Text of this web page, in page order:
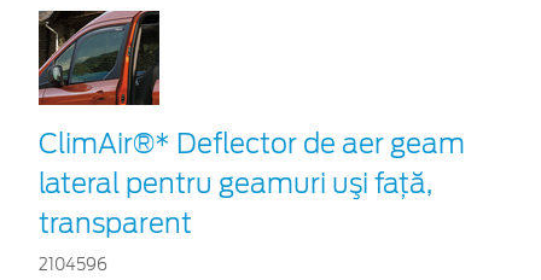
ClimAir®* Deflector de aer geam
lateral pentru geamuri uşi faţă,
transparent
2104596